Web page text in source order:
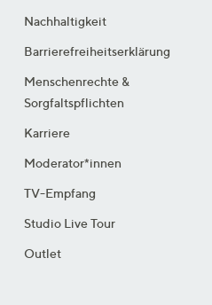
Nachhaltigkeit
Barrierefreiheitserklärung
Menschenrechte &
Sorgfaltspflichten
Karriere
Moderator*innen
TV-Empfang
Studio Live Tour
Outlet